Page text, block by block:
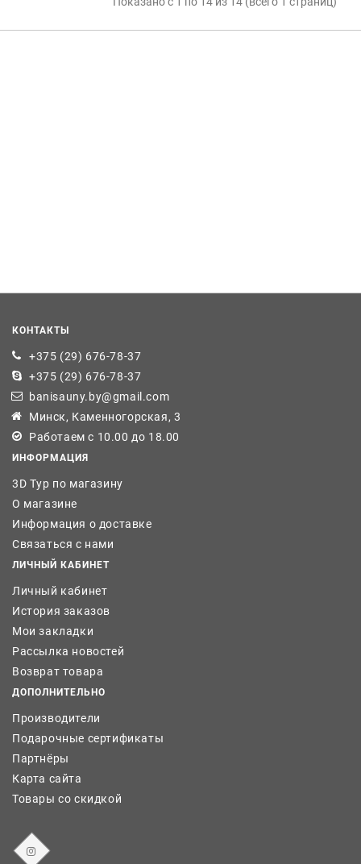
КОНТАКТЫ
+375 (29) 676-78-37
+375 (29) 676-78-37
banisauny.by@gmail.com
Минск, Каменногорская, 3
Работаем с 10.00 до 18.00
ИНФОРМАЦИЯ
3D Тур по магазину
О магазине
Информация о доставке
Связаться с нами
ЛИЧНЫЙ КАБИНЕТ
Личный кабинет
История заказов
Мои закладки
Рассылка новостей
Возврат товара
ДОПОЛНИТЕЛЬНО
Производители
Подарочные сертификаты
Партнёры
Карта сайта
Товары со скидкой